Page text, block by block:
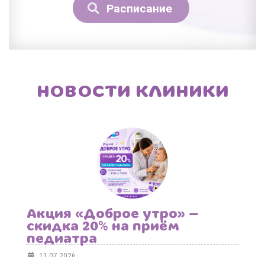
Расписание
НОВОСТИ КЛИНИКИ
Акция «Доброе утро» —
скидка 20% на приём
педиатра